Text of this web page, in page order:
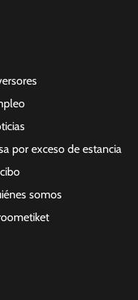
por exceso de estancia
somos